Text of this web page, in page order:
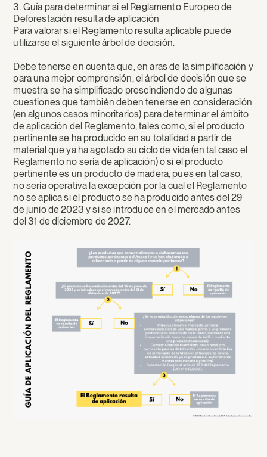
3. Guía para determinar si el Reglamento Europeo de
Deforestación resulta de aplicación
Para valorar si el Reglamento resulta aplicable puede
utilizarse el siguiente árbol de decisión.
Debe tenerse en cuenta que, en aras de la simplificación y
para una mejor comprensión, el árbol de decisión que se
muestra se ha simplificado prescindiendo de algunas
cuestiones que también deben tenerse en consideración
(en algunos casos minoritarios) para determinar el ámbito
de aplicación del Reglamento, tales como, si el producto
pertinente se ha producido en su totalidad a partir de
material que ya ha agotado su ciclo de vida (en tal caso el
Reglamento no sería de aplicación) o si el producto
pertinente es un producto de madera, pues en tal caso,
no sería operativa la excepción por la cual el Reglamento
no se aplica si el producto se ha producido antes del 29
de junio de 2023 y si se introduce en el mercado antes
del 31 de diciembre de 2027.